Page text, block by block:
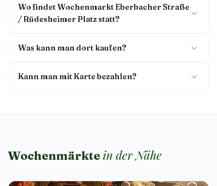
Wo findet Wochenmarkt Eberbacher Straße
/ Rüdesheimer Platz statt?
Was kann man dort kaufen?
Kann man mit Karte bezahlen?
Wochenmärkte in der Nähe